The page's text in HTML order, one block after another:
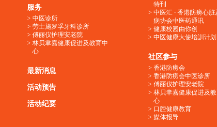
服务
中医诊所
劳士施罗孚牙科诊所
傅丽仪护理安老院
林贝聿嘉健康促进及教育中
心
最新消息
活动预告
活动纪要
特刊
中医汇 - 香港防痨心脏
病协会中医药通讯
健康校园由你创
中医健康大使培訓计划
社区参与
香港防痨会
香港防痨会中医诊所
傅丽仪护理安老院
林贝聿嘉健康促进及
心
口腔健康教育
媒体报导